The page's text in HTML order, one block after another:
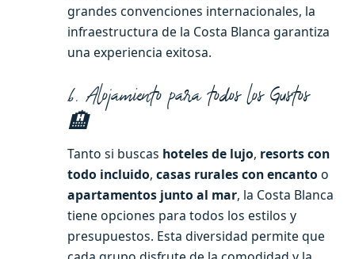
grandes convenciones internacionales, la
infraestructura de la Costa Blanca garantiza
una experiencia exitosa.
6. Alojamiento para todos los Gustos
🏨
Tanto si buscas hoteles de lujo, resorts con
todo incluido, casas rurales con encanto o
apartamentos junto al mar, la Costa Blanca
tiene opciones para todos los estilos y
presupuestos. Esta diversidad permite que